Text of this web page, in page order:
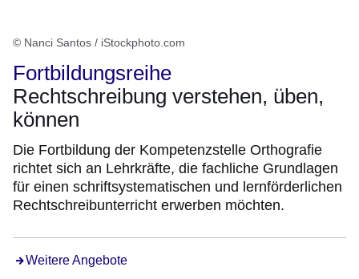
© Nanci Santos / iStockphoto.com
Fortbildungsreihe
Rechtschreibung verstehen, üben,
können
Die Fortbildung der Kompetenzstelle Orthografie
richtet sich an Lehrkräfte, die fachliche Grundlagen
für einen schriftsystematischen und lernförderlichen
Rechtschreibunterricht erwerben möchten.
Weitere Angebote